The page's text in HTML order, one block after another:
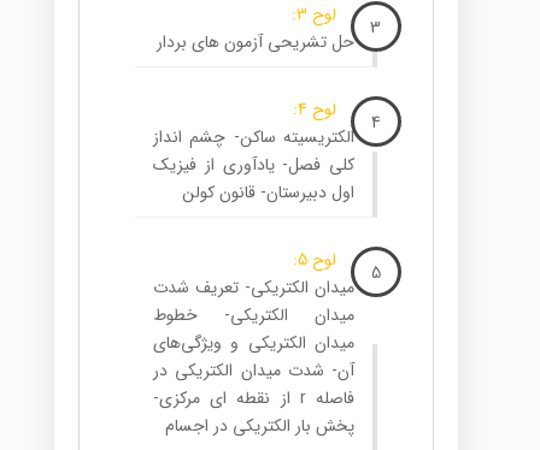
3
لوح 3:
حل تشریحی آزمون های بردار
4
لوح 4:
الکتریسیته ساکن- چشم انداز
کلی فصل- یادآوری از فیزیک
اول دبیرستان- قانون کولن
5
لوح 5:
میدان الکتریکی- تعریف شدت
میدان الکتریکی- خطوط
میدان الکتریکی و ویژگی‌های
آن- شدت میدان الکتریکی در
فاصله r از نقطه ای مرکزی-
پخش بار الکتریکی در اجسام